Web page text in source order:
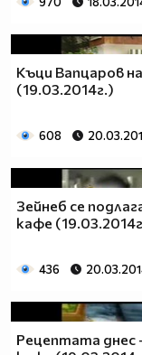
Къци Вапцаров
(19.03.2014г.)
608
Зейнеб се
кафе
436
Рецептата днес